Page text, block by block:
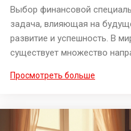
Выбор финансовой
задача, влияющая на
развитие и успешность. В
существует множество
вызовы. В статье мы
выбрать ту, что подходит
популярности и
Просмотреть больше